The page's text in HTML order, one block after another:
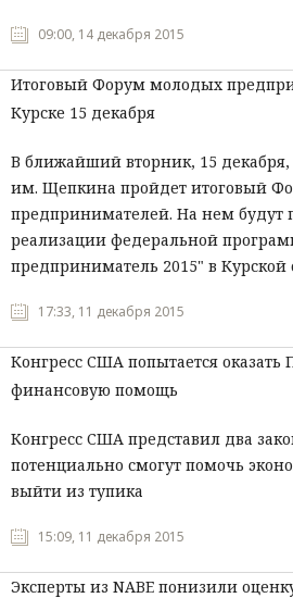
09:00, 14 декабря 2015
Итоговый Форум молодых
Курске 15 декабря
В ближайший вторник, 15 декабря,
им. Щепкина пройдет итоговый
предпринимателей. На нем будут
реализации федеральной
предприниматель 2015" в Курской
17:33, 11 декабря 2015
Конгресс США попытается оказать
финансовую помощь
Конгресс США представил два
потенциально смогут помочь
выйти из тупика
15:09, 11 декабря 2015
Эксперты из NABE понизили